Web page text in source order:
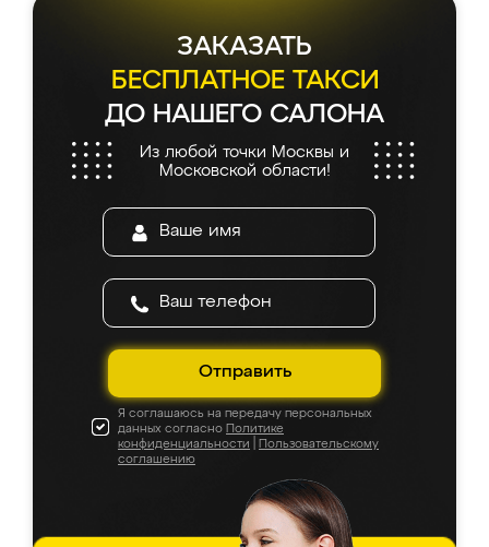
ЗАКАЗАТЬ
БЕСПЛАТНОЕ ТАКСИ
ДО НАШЕГО САЛОНА
Из любой точки Москвы и
Московской области!
Отправить
Я соглашаюсь на передачу персональных
данных согласно Политике
конфиденциальности
Пользовательскому
соглашению